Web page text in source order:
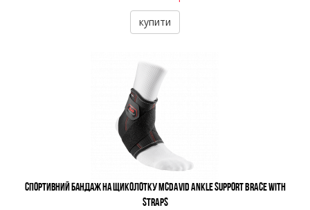
купити
Спортивний бандаж на щиколотку McDavid Ankle Support Brace With
Straps